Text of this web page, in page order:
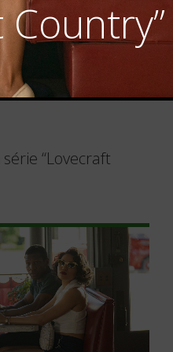
Country”
“Lovecraft